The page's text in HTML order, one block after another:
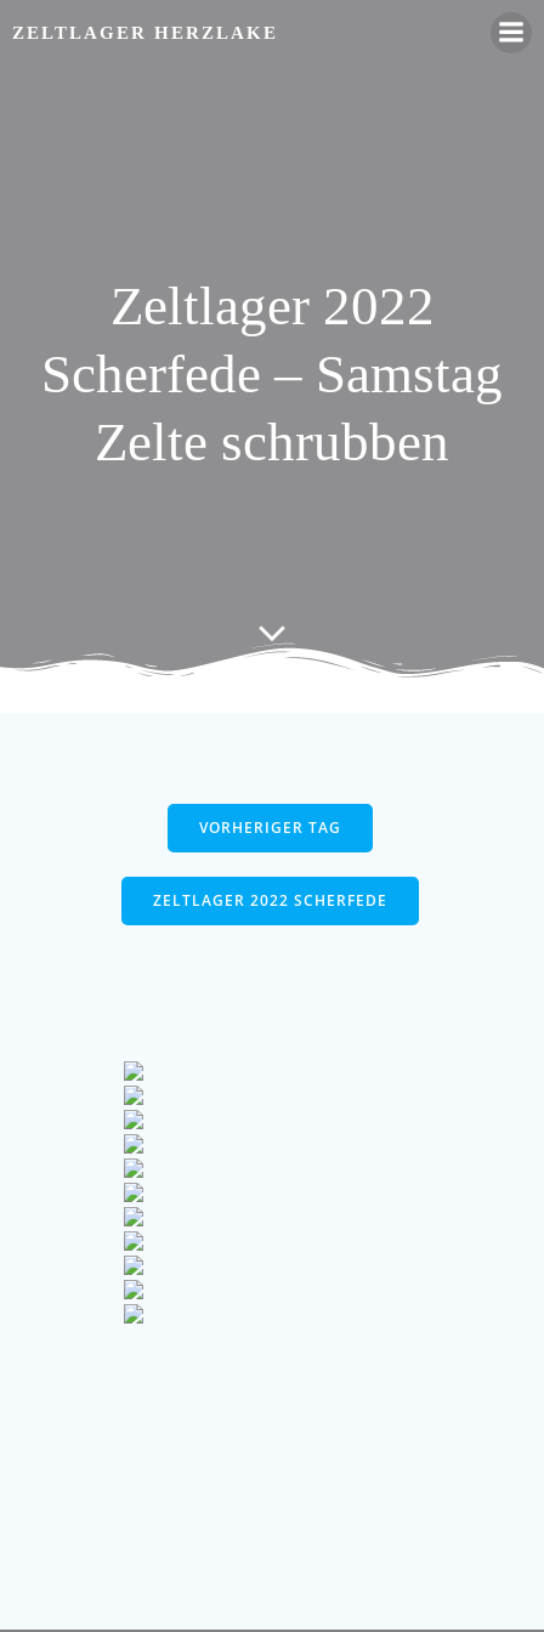
Inhalt
ZELTLAGER HERZLAKE
Zeltlager 2022
Scherfede – Samstag
Zelte schrubben
VORHERIGER TAG
ZELTLAGER 2022 SCHERFEDE